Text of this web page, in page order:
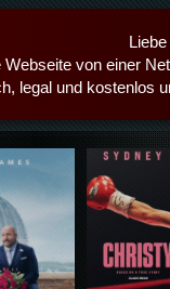
von einer
legal und kostenlos